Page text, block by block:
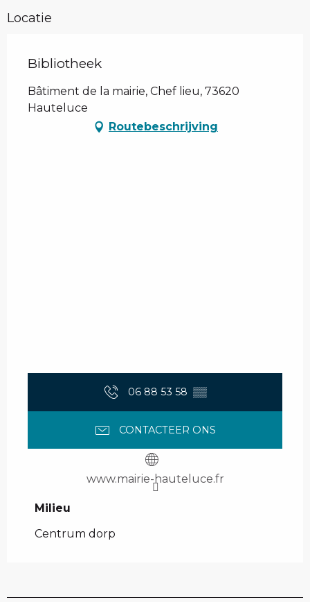
Locatie
Bibliotheek
Bâtiment de la mairie, Chef lieu, 73620
Hauteluce
Routebeschrijving
06 88 53 58 ▒▒
CONTACTEER ONS
www.mairie-hauteluce.fr
Milieu
Milieu
Centrum dorp